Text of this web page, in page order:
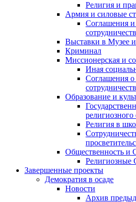
Религия и
Армия и силовые
Соглашения и
Выставки в Музее
Криминал
Миссионерская и
Иная
Соглашения
Образование и
религиозного
Религия в
Общественность
Завершенные проекты
Демократия в осаде
Новости
Архив